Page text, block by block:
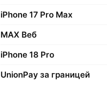
iPhone 17 Pro Max
МАХ Веб
iPhone 18 Pro
UnionPay за границей